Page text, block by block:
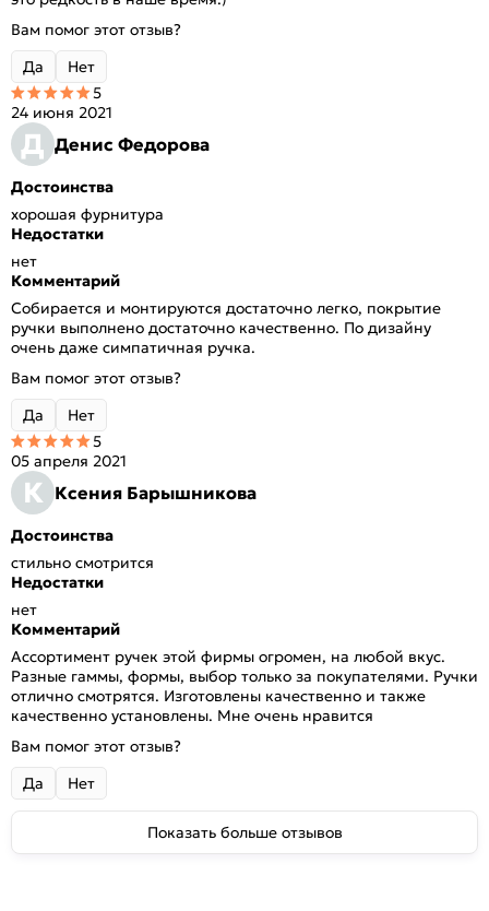
Вам помог этот отзыв?
Да
Нет
Д Денис Федорова
24 июня 2021
5
Достоинства
хорошая фурнитура
Недостатки
нет
Комментарий
Собирается и монтируются достаточно легко, покрытие
ручки выполнено достаточно качественно. По дизайну
очень даже симпатичная ручка.
Вам помог этот отзыв?
Да
Нет
К Ксения Барышникова
05 апреля 2021
5
Достоинства
стильно смотрится
Недостатки
нет
Комментарий
Ассортимент ручек этой фирмы огромен, на любой вкус.
Разные гаммы, формы, выбор только за покупателями. Ручки
отлично смотрятся. Изготовлены качественно и также
качественно установлены. Мне очень нравится
Вам помог этот отзыв?
Да
Нет
Показать больше отзывов